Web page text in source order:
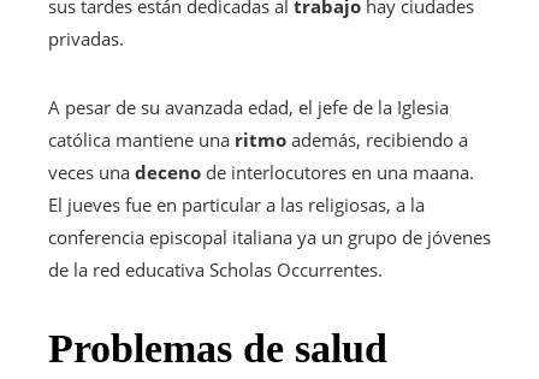
sus tardes están dedicadas al trabajo hay ciudades
privadas.
A pesar de su avanzada edad, el jefe de la Iglesia
católica mantiene una ritmo además, recibiendo a
veces una deceno de interlocutores en una maana.
El jueves fue en particular a las religiosas, a la
conferencia episcopal italiana ya un grupo de jóvenes
de la red educativa Scholas Occurrentes.
Problemas de salud